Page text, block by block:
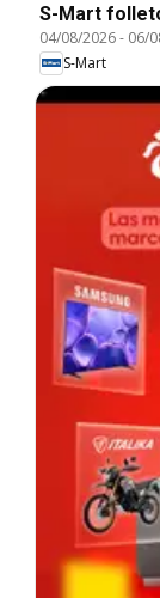
S-Mart
04/08/2026- 06/
S-Mart